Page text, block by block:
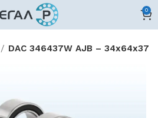
0
DAC 346437W AJB – 34x64x37